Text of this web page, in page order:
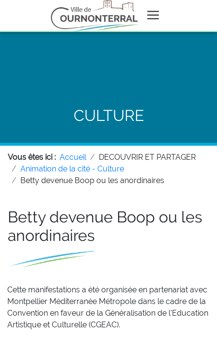
CULTURE
Vous êtes ici : Accueil
DECOUVRIR ET PARTAGER
Animation de la cité - Culture
Betty devenue Boop ou les anordinaires
Betty devenue Boop ou les
anordinaires
Cette manifestations a été organisée en partenariat avec
Montpellier Méditerranée Métropole dans le cadre de la
Convention en faveur de la Généralisation de l'Education
Artistique et Culturelle (CGEAC).